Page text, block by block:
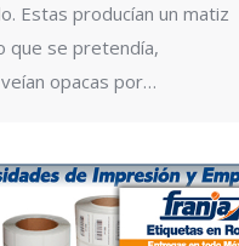
Estas producían un matiz
que se pretendía,
opacas por…